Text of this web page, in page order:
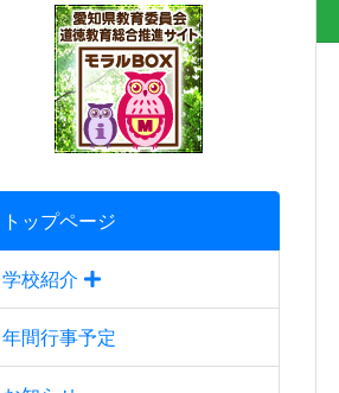
トップページ
学校紹介
年間行事予定